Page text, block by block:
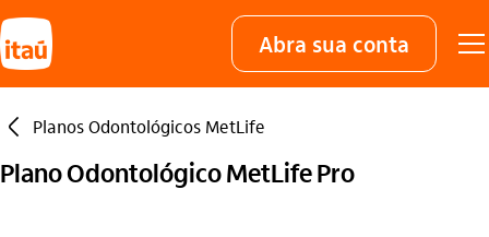
Abra sua conta
seta_esquerda Planos Odontológicos MetLife
Plano Odontológico MetLife Pro